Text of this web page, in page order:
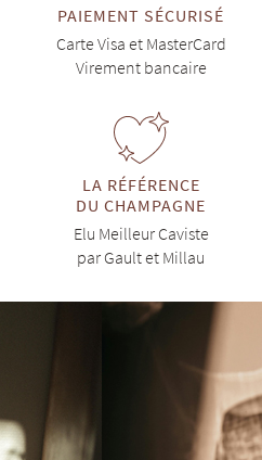
PAIEMENT SÉCURISÉ
Carte Visa et MasterCard
Virement bancaire
LA RÉFÉRENCE
DU CHAMPAGNE
Elu Meilleur Caviste
par Gault et Millau